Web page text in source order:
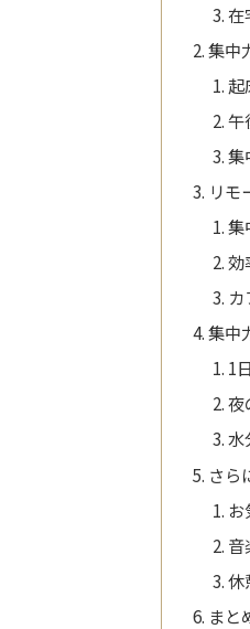
在
集中
起
午
集
リモ
集
効
集中
1
夜
水
さら
お
音
休
まと